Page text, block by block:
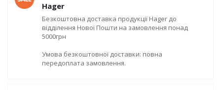
Hager
Безкоштовна доставка продукції Hager до
відділення Нової Пошти на замовлення понад
5000грн
Умова безкоштовної доставки: повна
передоплата замовлення.